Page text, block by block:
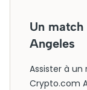
Un
Angeles
Assister à un
Crypto.com